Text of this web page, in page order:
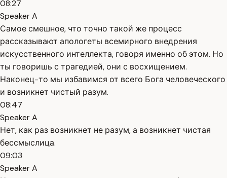
08:27
Speaker A
Самое смешное, что точно такой же процесс
рассказывают апологеты всемирного внедрения
искусственного интеллекта, говоря именно об этом. Но
ты говоришь с трагедией, они с восхищением.
Наконец-то мы избавимся от всего Бога человеческого
и возникнет чистый разум.
08:47
Speaker A
Нет, как раз возникнет не разум, а возникнет чистая
бессмыслица.
09:03
Speaker A